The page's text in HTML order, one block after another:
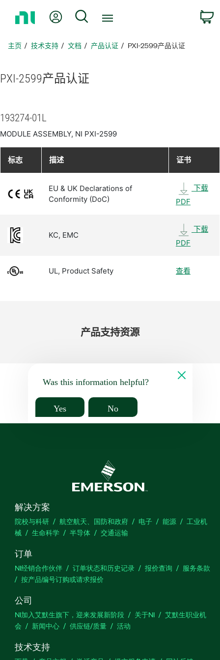
页
我的账户 搜索
主页 技术支持 文档 产品认证 PXI-2599产品认证
PXI-2599产品认证
193274-01L
MODULE ASSEMBLY, NI PXI-2599
标志 描述 证书
EU & UK Declarations of
Conformity (DoC)
下载
PDF
KC, EMC
下载
PDF
UL, Product Safety 查看
产品​支持​资源
Was this information helpful?
Yes No
解决方案
院校与科研 航空航天、国防和政府 电子 能源
工业机
械
生命科学 半导体 交通运输
订单
NI经销合作伙伴 订单状态和历史记录 报价查询
服务条款
按产品编号订购或请求报价
公司
NI加入艾默生旗下，迎来发展新阶段 关于NI
艾默生职业机
会
新闻中心 供应链/质量 活动
技术支持